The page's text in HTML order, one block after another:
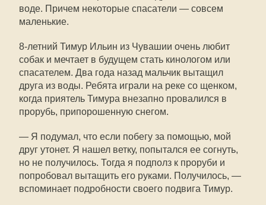
воде. Причем некоторые спасатели — совсем
маленькие.
8-летний Тимур Ильин из Чувашии очень любит
собак и мечтает в будущем стать кинологом или
спасателем. Два года назад мальчик вытащил
друга из воды. Ребята играли на реке со щенком,
когда приятель Тимура внезапно провалился в
прорубь, припорошенную снегом.
— Я подумал, что если побегу за помощью, мой
друг утонет. Я нашел ветку, попытался ее согнуть,
но не получилось. Тогда я подполз к проруби и
попробовал вытащить его руками. Получилось, —
вспоминает подробности своего подвига Тимур.